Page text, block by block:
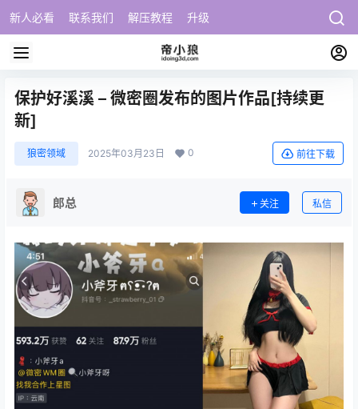
新人必看 联系我们 解压教程 升级
保护好溪溪 – 微密圈发布的图片作品[持续更
新]
狼密领域 2025年03月23日 0 前往下载
郎总 关注 私信